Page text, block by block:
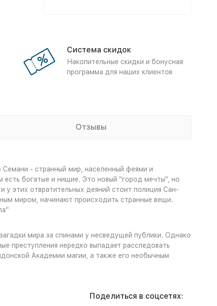
Система скидок
Накопительные скидки и бонусная
программа для наших клиентов
Отзывы
- странный мир, населенный феями и
богатые и нищие. Это новый "город мечты", но
у этих отвратительных деяний стоит полиция Сан-
миром, начинают происходить странные вещи.
мира за спинами у несведущей публики. Однако
преступления нередко выпадает расследовать
Академии магии, а также его необычным
Поделиться в соцсетях: